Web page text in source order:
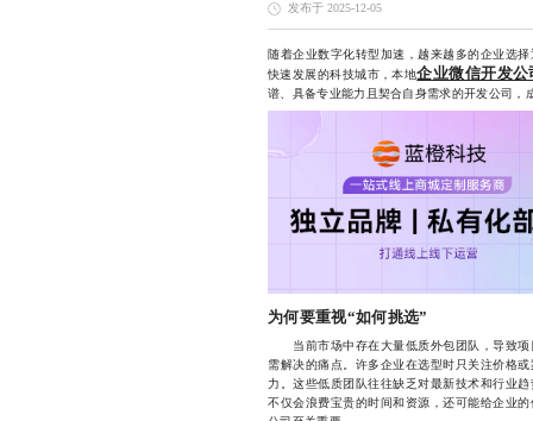
发布于 2025-12-05
随着企业数字化转型加速，越来越多的企业选
快速发展的科技城市，本地企业微信开发公
谱、具备专业能力且契合自身需求的开发公司，
为何要重视“如何挑选”
当前市场中存在大量低质外包团队，导致项
需解决的痛点。许多企业在选型时只关注价格
力。这些低质团队往往缺乏对最新技术和行业
不仅会浪费宝贵的时间和资源，还可能给企业